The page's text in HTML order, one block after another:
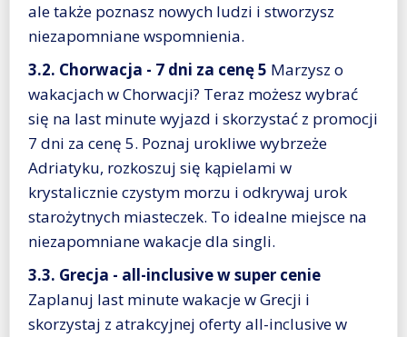
ale także poznasz nowych ludzi i stworzysz
niezapomniane wspomnienia.
3.2. Chorwacja - 7 dni za cenę 5 Marzysz o
wakacjach w Chorwacji? Teraz możesz wybrać
się na last minute wyjazd i skorzystać z promocji
7 dni za cenę 5. Poznaj urokliwe wybrzeże
Adriatyku, rozkoszuj się kąpielami w
krystalicznie czystym morzu i odkrywaj urok
starożytnych miasteczek. To idealne miejsce na
niezapomniane wakacje dla singli.
3.3. Grecja - all-inclusive w super cenie
Zaplanuj last minute wakacje w Grecji i
skorzystaj z atrakcyjnej oferty all-inclusive w